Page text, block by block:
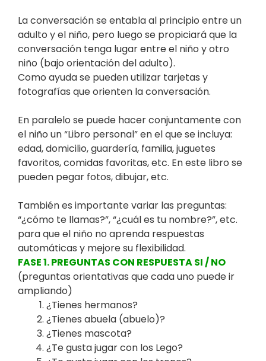
La conversación se entabla al principio entre un
adulto y el niño, pero luego se propiciará que la
conversación tenga lugar entre el niño y otro
niño (bajo orientación del adulto).
Como ayuda se pueden utilizar tarjetas y
fotografías que orienten la conversación.
En paralelo se puede hacer conjuntamente con
el niño un “Libro personal” en el que se incluya:
edad, domicilio, guardería, familia, juguetes
favoritos, comidas favoritas, etc. En este libro se
pueden pegar fotos, dibujar, etc.
También es importante variar las preguntas:
“¿cómo te llamas?”, “¿cuál es tu nombre?”, etc.
para que el niño no aprenda respuestas
automáticas y mejore su flexibilidad.
FASE 1. PREGUNTAS CON RESPUESTA SI / NO
(preguntas orientativas que cada uno puede ir
ampliando)
¿Tienes hermanos?
¿Tienes abuela (abuelo)?
¿Tienes mascota?
¿Te gusta jugar con los Lego?